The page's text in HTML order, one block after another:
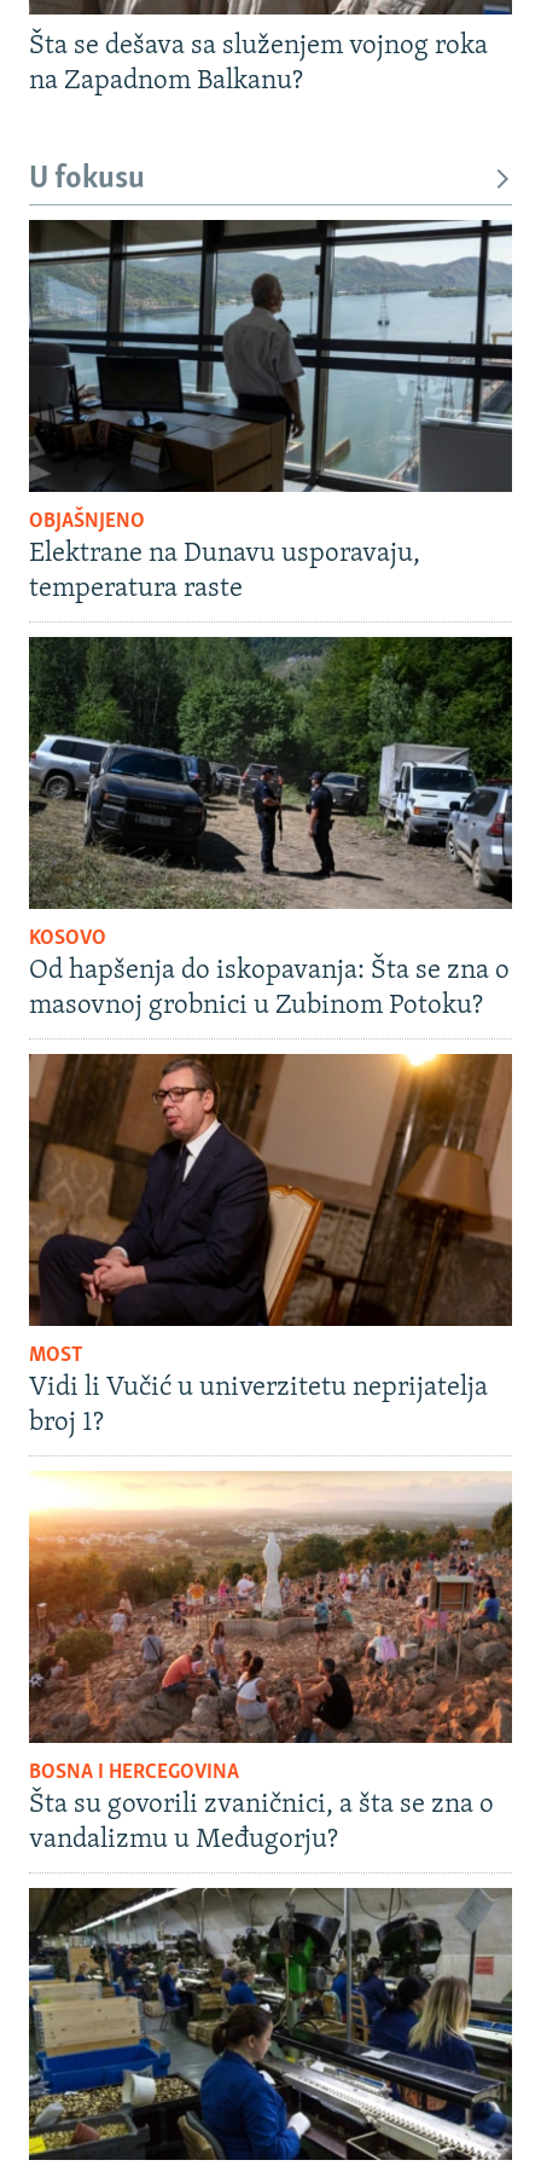
Šta se dešava sa služenjem vojnog roka
na Zapadnom Balkanu?
U fokusu
OBJAŠNJENO
Elektrane na Dunavu usporavaju,
temperatura raste
KOSOVO
Od hapšenja do iskopavanja: Šta se zna o
masovnoj grobnici u Zubinom Potoku?
MOST
Vidi li Vučić u univerzitetu neprijatelja
broj 1?
BOSNA I HERCEGOVINA
Šta su govorili zvaničnici, a šta se zna o
vandalizmu u Međugorju?